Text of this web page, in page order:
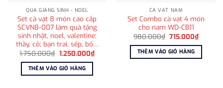
QUÀ GIÁNG SINH - NOEL
Set cà vạt 8 món cao cấp
SCVN8-007 làm quà tặng
sinh nhật, noel, valentine;
thầy, cô; bạn trai, sếp, bố…
1.750.000₫ Giá
là:
1.750.000₫.
1.250.000₫Giá
hiện
THÊM VÀO GIỎ HÀNG
CÀ VẠT NAM
Set Combo cà vạt 4 món
cho nam WD-CB11
980.000₫ Giá
là:
980.000₫.
715.000₫Giá
hiện
tại
THÊM VÀO GIỎ HÀNG